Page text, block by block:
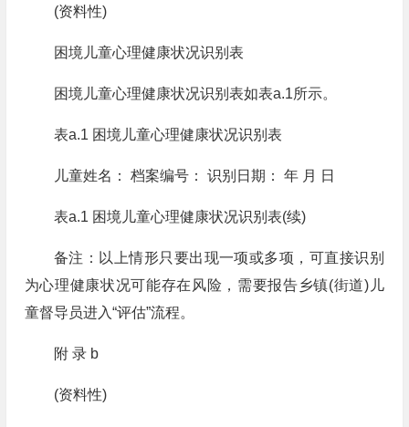
(资料性)
困境儿童心理健康状况识别表
困境儿童心理健康状况识别表如表a.1所示。
表a.1 困境儿童心理健康状况识别表
儿童姓名： 档案编号： 识别日期： 年 月 日
表a.1 困境儿童心理健康状况识别表(续)
备注：以上情形只要出现一项或多项，可直接识别
为心理健康状况可能存在风险，需要报告乡镇(街道)儿
童督导员进入“评估”流程。
附 录 b
(资料性)